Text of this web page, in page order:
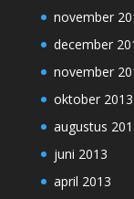
november
december
november
oktober 2013
augustus
juni 2013
april 2013